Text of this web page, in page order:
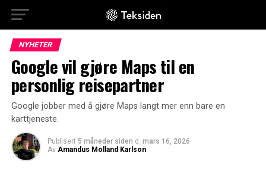
NYHETER
Google vil gjøre Maps til en
personlig reisepartner
Google jobber med å gjøre Maps langt mer enn bare en
karttjeneste.
Publisert 5 måneder siden d. mars 16, 2026
Av Amandus Molland Karlson